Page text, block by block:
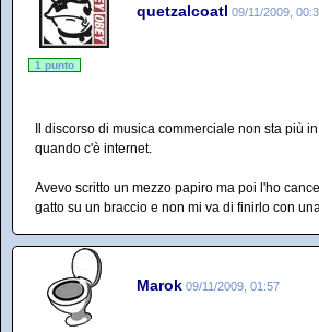
quetzalcoatl 09/11/2009,
1 punto
Il discorso di musica commerciale non sta più
quando c'è internet.
Avevo scritto un mezzo papiro ma poi l'ho
gatto su un braccio e non mi va di finirlo con
Marok 09/11/2009, 01:57